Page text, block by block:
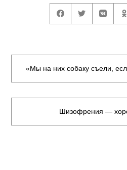
«Мы на них собаку съели,
Шизофрения —